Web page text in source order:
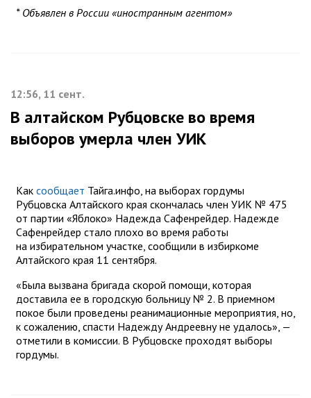
* Объявлен в России «иностранным агентом»
12:56, 11 сент.
В алтайском Рубцовске во время
выборов умерла член УИК
Как сообщает Тайга.инфо, на выборах гордумы
Рубцовска Алтайского края скончалась член УИК № 475
от партии «Яблоко» Надежда Сафенрейдер. Надежде
Сафенрейдер стало плохо во время работы
на избирательном участке, сообщили в избиркоме
Алтайского края 11 сентября.
«Была вызвана бригада скорой помощи, которая
доставила ее в городскую больницу № 2. В приемном
покое были проведены реанимационные мероприятия, но,
к сожалению, спасти Надежду Андреевну не удалось», —
отметили в комиссии. В Рубцовске проходят выборы
гордумы.